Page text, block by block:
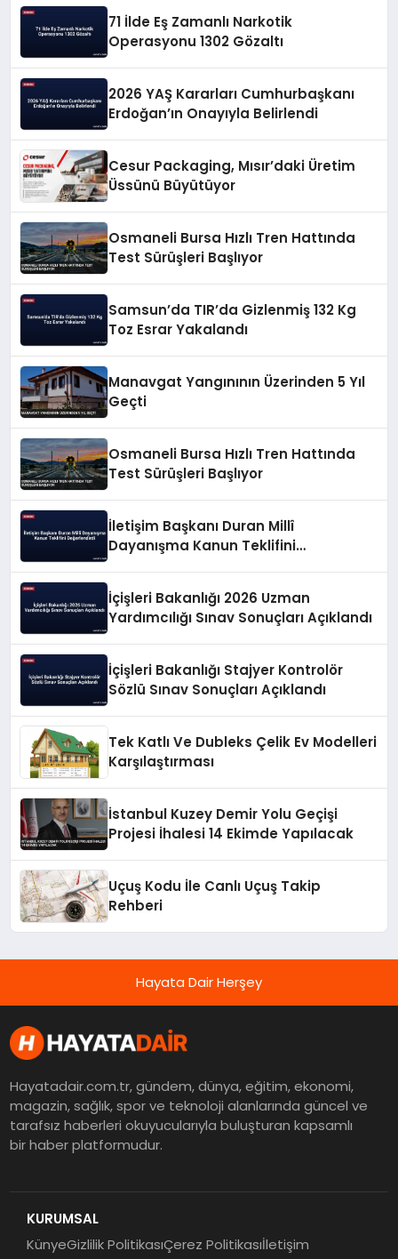
71 İlde Eş Zamanlı Narkotik
Operasyonu 1302 Gözaltı
2026 YAŞ Kararları Cumhurbaşkanı
Erdoğan’ın Onayıyla Belirlendi
Cesur Packaging, Mısır’daki Üretim
Üssünü Büyütüyor
Osmaneli Bursa Hızlı Tren Hattında
Test Sürüşleri Başlıyor
Samsun’da TIR’da Gizlenmiş 132 Kg
Toz Esrar Yakalandı
Manavgat Yangınının Üzerinden 5 Yıl
Geçti
Osmaneli Bursa Hızlı Tren Hattında
Test Sürüşleri Başlıyor
İletişim Başkanı Duran Millî
Dayanışma Kanun Teklifini
İçişleri Bakanlığı 2026 Uzman
Yardımcılığı Sınav Sonuçları Açıklandı
İçişleri Bakanlığı Stajyer Kontrolör
Sözlü Sınav Sonuçları Açıklandı
Tek Katlı Ve Dubleks Çelik Ev Modelleri
Karşılaştırması
İstanbul Kuzey Demir Yolu Geçişi
Projesi İhalesi 14 Ekimde Yapılacak
Uçuş Kodu İle Canlı Uçuş Takip
Rehberi
Hayata Dair Herşey
Hayatadair.com.tr, gündem, dünya, eğitim, ekonomi,
magazin, sağlık, spor ve teknoloji alanlarında güncel ve
tarafsız haberleri okuyucularıyla buluşturan kapsamlı
bir haber platformudur.
KURUMSAL
KünyeGizlilik PolitikasıÇerez Politikasıİletişim